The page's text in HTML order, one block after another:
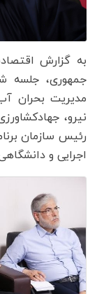
به گزارش
جمهوری، جلسه
مدیریت بحران
نیرو،
رئیس سازمان
اجرایی و